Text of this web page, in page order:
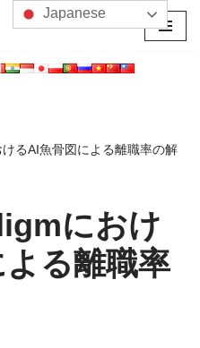
るAI魚骨図による離職率の解
におけ
る離職率
Japanese